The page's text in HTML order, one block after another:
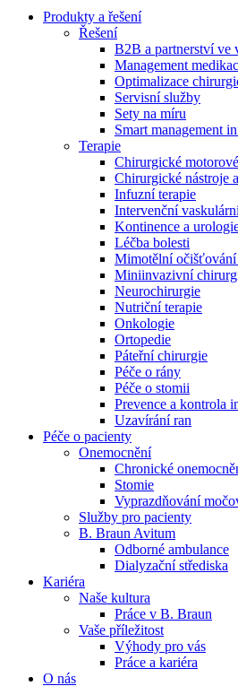
Produktový katalog​
Objevte naše produkty. Navštivte
Braun s našim kompletním
Odborné ambulance
Naše specializované ambulance
specializaci a město, které
ambulance.
Zůstaňte v dialogu s B. Braun.
Produkty a řešení
Řešení
B2B a partnerství ve
Management
Optimalizace
Servisní služby
Sety na míru
Smart management
Terapie
Chirurgické
Chirurgické nástroje
Infuzní terapie
Intervenční
Kontinence a
Léčba bolesti
Mimotělní
Miniinvazivní
Neurochirurgie
Nutriční terapie
Onkologie
Ortopedie
Páteřní chirurgie
Péče o rány
Péče o stomii
Prevence a kontrola
Uzavírání ran
Péče o pacienty
Onemocnění
Chronické
Stomie
Vyprazdňování
Služby pro pacienty
B. Braun Avitum
Odborné ambulance
Dialyzační střediska
Kariéra
Naše kultura
Práce v B. Braun
Vaše příležitost​
Výhody pro vás
Práce a kariéra
O nás